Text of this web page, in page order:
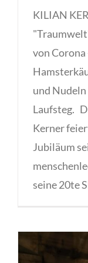
KILIAN
von
und
Laufsteg.
Kerner
Jubiläum
seine 20te